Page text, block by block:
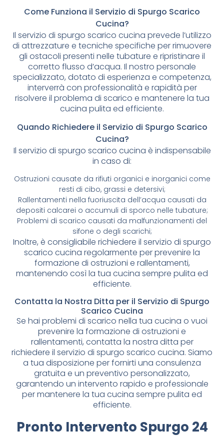
Come Funziona il Servizio di Spurgo Scarico
Cucina?
Il servizio di spurgo scarico cucina prevede l’utilizzo
di attrezzature e tecniche specifiche per rimuovere
gli ostacoli presenti nelle tubature e ripristinare il
corretto flusso d’acqua. Il nostro personale
specializzato, dotato di esperienza e competenza,
interverrà con professionalità e rapidità per
risolvere il problema di scarico e mantenere la tua
cucina pulita ed efficiente.
Quando Richiedere il Servizio di Spurgo Scarico
Cucina?
Il servizio di spurgo scarico cucina è indispensabile
in caso di:
Ostruzioni causate da rifiuti organici e inorganici come
resti di cibo, grassi e detersivi;
Rallentamenti nella fuoriuscita dell’acqua causati da
depositi calcarei o accumuli di sporco nelle tubature;
Problemi di scarico causati da malfunzionamenti del
sifone o degli scarichi;
Inoltre, è consigliabile richiedere il servizio di spurgo
scarico cucina regolarmente per prevenire la
formazione di ostruzioni e rallentamenti,
mantenendo così la tua cucina sempre pulita ed
efficiente.
Contatta la Nostra Ditta per il Servizio di Spurgo
Scarico Cucina
Se hai problemi di scarico nella tua cucina o vuoi
prevenire la formazione di ostruzioni e
rallentamenti, contatta la nostra ditta per
richiedere il servizio di spurgo scarico cucina. Siamo
a tua disposizione per fornirti una consulenza
gratuita e un preventivo personalizzato,
garantendo un intervento rapido e professionale
per mantenere la tua cucina sempre pulita ed
efficiente.
Pronto Intervento Spurgo 24